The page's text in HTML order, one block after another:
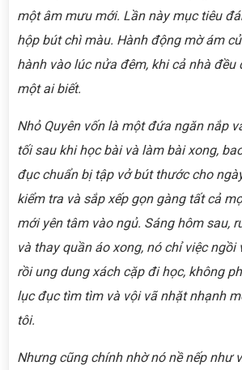
một âm mưu mới. Lần này mục tiêu
hộp bút chì màu. Hành động mờ ám
hành vào lúc nửa đêm, khi cả nhà đều
một ai biết.
Nhỏ Quyên vốn là một đứa ngăn nắp
tối sau khi học bài và làm bài xong,
đục chuẩn bị tập vở bút thước cho
kiểm tra và sắp xếp gọn gàng tất cả
mới yên tâm vào ngủ. Sáng hôm sau,
và thay quần áo xong, nó chỉ việc ngồi
rồi ung dung xách cặp đi học, không
lục đục tìm tìm và vội vã nhặt nhạnh
tôi.
Nhưng cũng chính nhờ nó nề nếp như